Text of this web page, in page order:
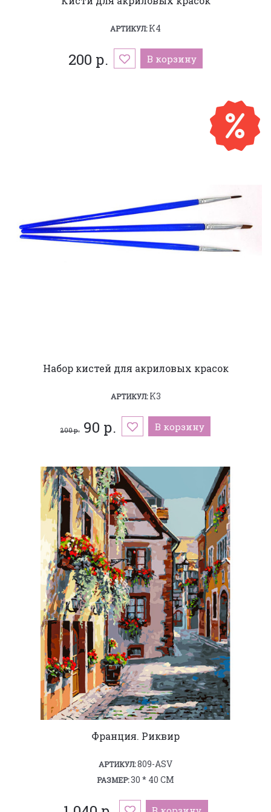
АРТИКУЛ:K4
200 р. В корзину
Набор кистей для акриловых красок
АРТИКУЛ:K3
200 р. 90 р. В корзину
Франция. Риквир
АРТИКУЛ:809-ASV
РАЗМЕР:30 * 40 СМ